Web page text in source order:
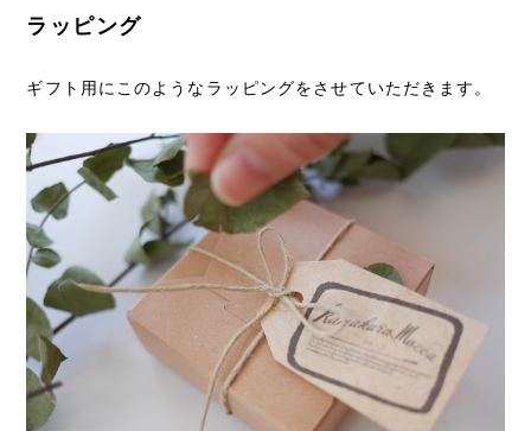
ラッピング
ギフト用にこのようなラッピングをさせていただきます。